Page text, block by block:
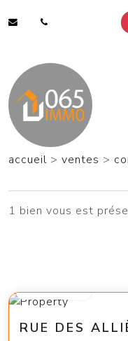
accueil > ventes >
1 bien vous est
RUE DES